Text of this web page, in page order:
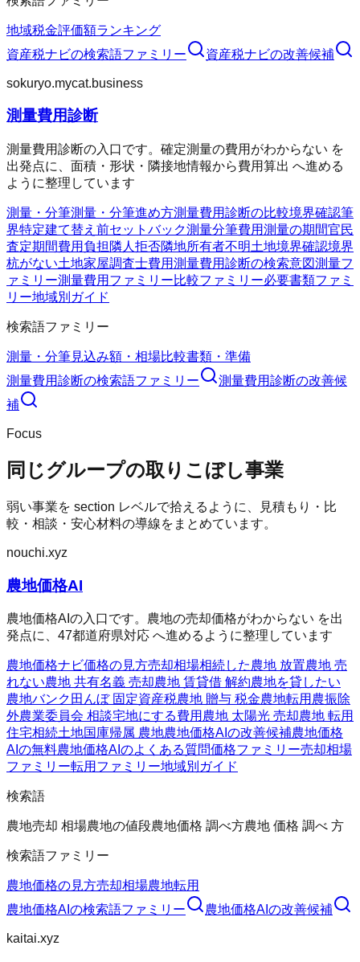
地域税金評価額ランキング
資産税ナビの検索語ファミリー 資産税ナビの改善候補
sokuryo.mycat.business
測量費用診断
測量費用診断の入口です。確定測量の費用がわからない を
出発点に、面積・形状・隣接地情報から費用算出 へ進める
ように整理しています
測量・分筆測量・分筆進め方測量費用診断の比較境界確認筆
界特定建て替え前セットバック測量分筆費用測量の期間官民
査定期間費用負担 隣人拒否隣地所有者不明土地境界確認境界
杭がない土地家屋調査士費用測量費用診断の検索意図測量フ
ァミリー測量費用ファミリー比較ファミリー必要書類ファミ
リー地域別ガイド
検索語ファミリー
測量・分筆見込み額・相場比較書類・準備
測量費用診断の検索語ファミリー 測量費用診断の改善候
補
Focus
同じグループの取りこぼし事業
弱い事業を section レベルで拾えるように、見積もり・比
較・相談・安心材料の導線をまとめています。
nouchi.xyz
農地価格AI
農地価格AIの入口です。農地の売却価格がわからない を出
発点に、47都道府県対応 へ進めるように整理しています
農地価格ナビ価格の見方売却相場相続した農地 放置農地 売
れない農地 共有名義 売却農地 賃貸借 解約農地を貸したい
農地バンク 田んぼ 固定資産税農地 贈与 税金農地転用 農振除
外農業委員会 相談宅地にする費用 農地 太陽光 売却農地 転用
住宅相続土地国庫帰属 農地農地価格AIの改善候補農地価格
AIの無料農地価格AIのよくある質問価格ファミリー売却相場
ファミリー転用ファミリー地域別ガイド
検索語
農地売却 相場農地の値段農地価格 調べ方農地 価格 調べ 方
検索語ファミリー
農地価格の見方売却相場農地転用
農地価格AI の検索語ファミリー 農地価格AI の改善候補
kaitai.xyz